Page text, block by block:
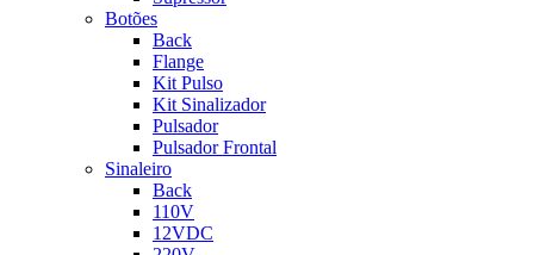
Botões
Back
Flange
Kit Pulso
Kit Sinalizador
Pulsador
Pulsador Frontal
Sinaleiro
Back
110V
12VDC